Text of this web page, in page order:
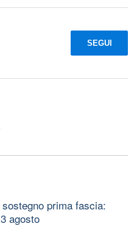
SEGUI
prima fascia:
agosto